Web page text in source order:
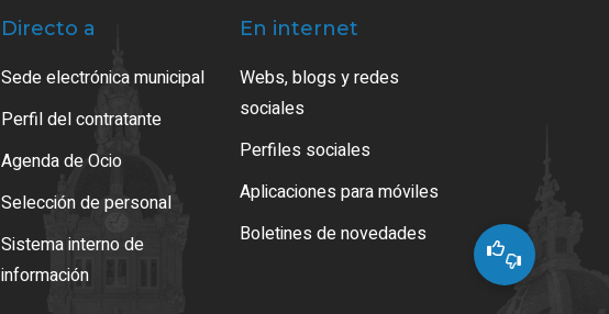
Directo a
Sede electrónica municipal
Perfil del contratante
Agenda de Ocio
Selección de personal
Sistema interno de
información
En internet
Webs, blogs y redes
sociales
Perfiles sociales
Aplicaciones para móviles
Boletines de novedades